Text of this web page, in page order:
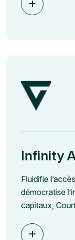
Infinity
Fluidifie
démocratise
capitaux,